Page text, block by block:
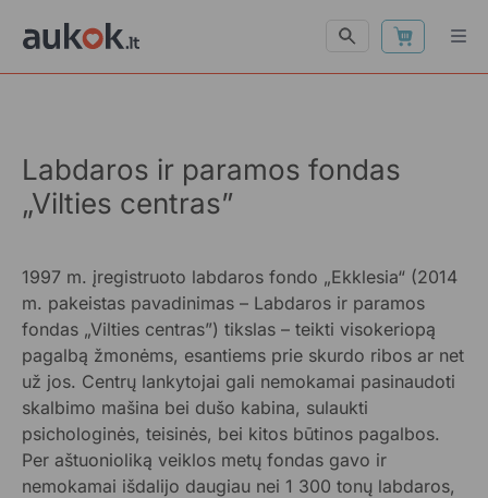
Labdaros ir paramos fondas
„Vilties centras”
1997 m. įregistruoto labdaros fondo „Ekklesia“ (2014
m. pakeistas pavadinimas – Labdaros ir paramos
fondas „Vilties centras”) tikslas – teikti visokeriopą
pagalbą žmonėms, esantiems prie skurdo ribos ar net
už jos. Centrų lankytojai gali nemokamai pasinaudoti
skalbimo mašina bei dušo kabina, sulaukti
psichologinės, teisinės, bei kitos būtinos pagalbos.
Per aštuonioliką veiklos metų fondas gavo ir
nemokamai išdalijo daugiau nei 1 300 tonų labdaros,